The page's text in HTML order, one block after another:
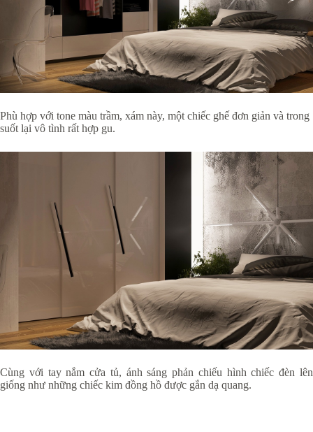
Phù hợp với tone màu trầm, xám này, một chiếc ghế đơn giản và trong
suốt lại vô tình rất hợp gu.
Cùng với tay nắm cửa tủ, ánh sáng phản chiếu hình chiếc đèn lên
giống như những chiếc kim đồng hồ được gắn dạ quang.